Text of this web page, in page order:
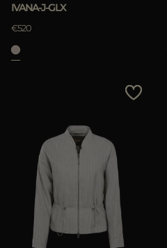
IVANA-J-GLX
€520